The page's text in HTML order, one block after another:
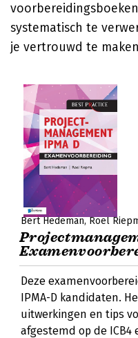
systematisch te
je vertrouwd te
Bert Hedeman Roel
Deze
IPMA-D kandidaten.
uitwerkingen en tips
afgestemd op de